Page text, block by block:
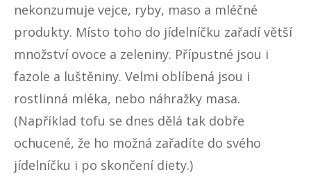
nekonzumuje vejce, ryby, maso a mléčné
produkty. Místo toho do jídelníčku zařadí větší
množství ovoce a zeleniny. Přípustné jsou i
fazole a luštěniny. Velmi oblíbená jsou i
rostlinná mléka, nebo náhražky masa.
(Například tofu se dnes dělá tak dobře
ochucené, že ho možná zařadíte do svého
jídelníčku i po skončení diety.)